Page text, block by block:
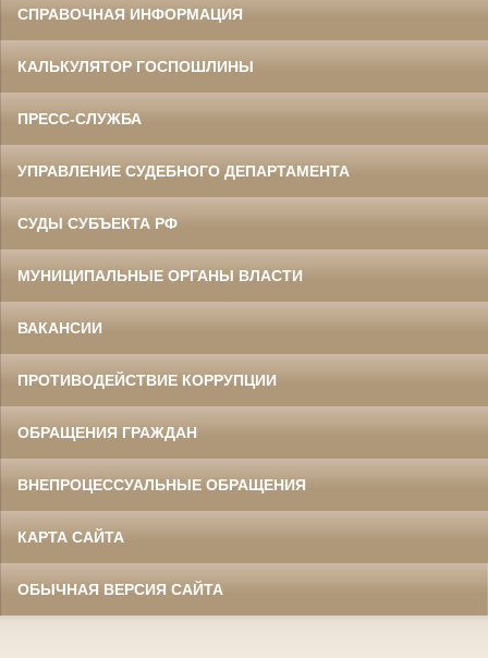
СПРАВОЧНАЯ ИНФОРМАЦИЯ
КАЛЬКУЛЯТОР ГОСПОШЛИНЫ
ПРЕСС-СЛУЖБА
УПРАВЛЕНИЕ СУДЕБНОГО ДЕПАРТАМЕНТА
СУДЫ СУБЪЕКТА РФ
МУНИЦИПАЛЬНЫЕ ОРГАНЫ ВЛАСТИ
ВАКАНСИИ
ПРОТИВОДЕЙСТВИЕ КОРРУПЦИИ
ОБРАЩЕНИЯ ГРАЖДАН
ВНЕПРОЦЕССУАЛЬНЫЕ ОБРАЩЕНИЯ
КАРТА САЙТА
ОБЫЧНАЯ ВЕРСИЯ САЙТА